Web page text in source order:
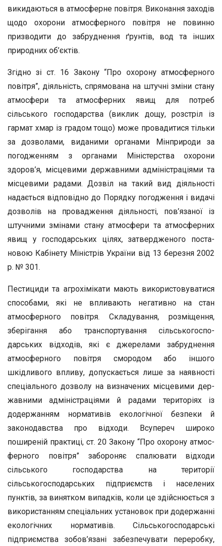
викидаються в атмосферне повітря. Виконання заходів
щодо охорони атмосферного повітря не повин­но
призводити до забруднення ґрунтів, вод та інших
природних об’єктів.
Згідно зі ст. 16 Закону “Про охорону атмосферного
повітря”, ді­яльність, спрямована на штучні зміни стану
атмосфери та атмосфер­них явищ для потреб
сільського господарства (виклик дощу, розстріл із
гармат хмар із градом тощо) може провадитися тільки
за дозвола­ми, виданими органами Мінприроди за
погодженням з органами Міністерства охорони
здоров’я, місцевими державними адміністра­ціями та
місцевими радами. Дозвіл на такий вид діяльності
надаєть­ся відповідно до Порядку погодження і видачі
дозволів на провад­ження діяльності, пов’язаної із
штучними змінами стану атмосфери та атмосферних
явищ у господарських цілях, затвердженого поста­
новою Кабінету Міністрів України від 13 березня 2002
р. № 301.
Пестициди та агрохімікати мають використовуватися
способами, які не впливають негативно на стан
атмосферного повітря. Складу­вання, розміщення,
зберігання або транспортування сільськогоспо­
дарських відходів, які є джерелами забруднення
атмосферного по­вітря смородом або іншого
шкідливого впливу, допускається лише за наявності
спеціального дозволу на визначених місцевими дер­
жавними адміністраціями й радами територіях із
додержанням нор­мативів екологічної безпеки й
законодавства про відходи. Всупереч широко
поширеній практиці, ст. 20 Закону “Про охорону атмос­
ферного повітря” забороняє спалювати відходи
сільського госпо­дарства на території
сільськогосподарських підприємств і населених
пунктів, за винятком випадків, коли це здійснюється з
використан­ням спеціальних установок при додержанні
екологічних нормативів. Сільськогосподарські
підприємства зобов’язані забезпечувати пере­робку,